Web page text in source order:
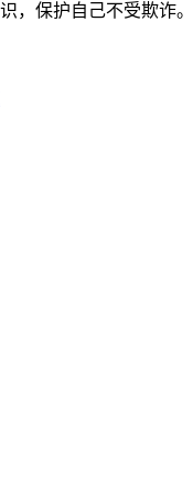
，保护自己不受欺诈。